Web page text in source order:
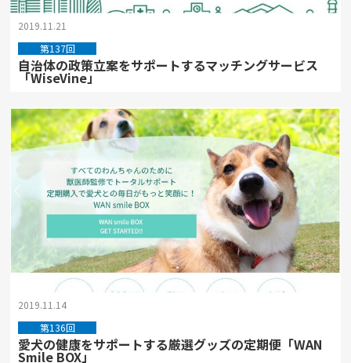
2019.11.21
第137回
自治体の政策立案をサポートするマッチングサービス
「WiseVine」
2019.11.14
第136回
愛犬の健康をサポートする厳選グッズの定期便「WAN
Smile BOX」